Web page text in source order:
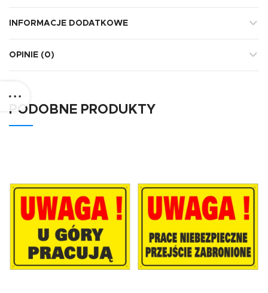
INFORMACJE DODATKOWE
OPINIE (0)
PODOBNE PRODUKTY